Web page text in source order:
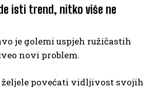
isti trend, nitko više ne
je golemi uspjeh ružičastih
novi problem.
željele povećati vidljivost svojih